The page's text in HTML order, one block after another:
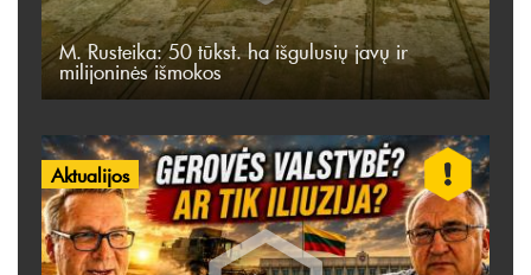
M. Rusteika: 50 tūkst. ha išgulusių javų ir
milijoninės išmokos
Aktualijos